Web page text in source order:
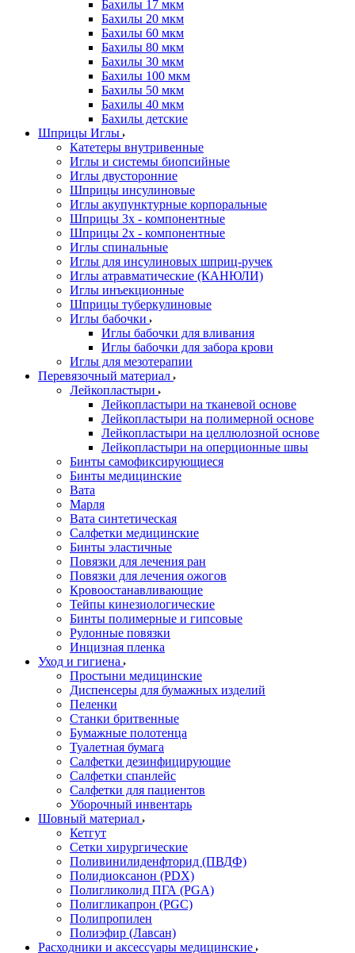
Бахилы 17 мкм
Бахилы 20 мкм
Бахилы 60 мкм
Бахилы 80 мкм
Бахилы 30 мкм
Бахилы 100 мкм
Бахилы 50 мкм
Бахилы 40 мкм
Бахилы детские
Шприцы Иглы
Катетеры внутривенные
Иглы и системы биопсийные
Иглы двусторонние
Шприцы инсулиновые
Иглы акупунктурные корпоральные
Шприцы 3х - компонентные
Шприцы 2х - компонентные
Иглы спинальные
Иглы для инсулиновых шприц-ручек
Иглы атравматические (КАНЮЛИ)
Иглы инъекционные
Шприцы туберкулиновые
Иглы бабочки
Иглы бабочки для вливания
Иглы бабочки для забора крови
Иглы для мезотерапии
Перевязочный материал
Лейкопластыри
Лейкопластыри на тканевой основе
Лейкопластыри на полимерной основе
Лейкопластыри на целлюлозной основе
Лейкопластыри на оперционные швы
Бинты самофиксирующиеся
Бинты медицинские
Вата
Марля
Вата синтетическая
Салфетки медицинские
Бинты эластичные
Повязки для лечения ран
Повязки для лечения ожогов
Кровоостанавливающие
Тейпы кинезиологические
Бинты полимерные и гипсовые
Рулонные повязки
Инцизная пленка
Уход и гигиена
Простыни медицинские
Диспенсеры для бумажных изделий
Пеленки
Станки бритвенные
Бумажные полотенца
Туалетная бумага
Салфетки дезинфицирующие
Салфетки спанлейс
Салфетки для пациентов
Уборочный инвентарь
Шовный материал
Кетгут
Сетки хирургические
Поливинилиденфторид (ПВДФ)
Полидиоксанон (PDX)
Полигликолид ПГА (PGA)
Полигликапрон (PGC)
Полипропилен
Полиэфир (Лавсан)
Расходники и аксессуары медицинские